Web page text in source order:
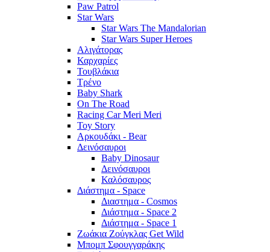
Paw Patrol
Star Wars
Star Wars The Mandalorian
Star Wars Super Heroes
Αλιγάτορας
Καρχαρίες
Τουβλάκια
Τρένο
Baby Shark
On The Road
Racing Car Meri Meri
Toy Story
Αρκουδάκι - Bear
Δεινόσαυροι
Baby Dinosaur
Δεινόσαυροι
Καλόσαυρος
Διάστημα - Space
Διαστημα - Cosmos
Διάστημα - Space 2
Διάστημα - Space 1
Ζωάκια Ζούγκλας Get Wild
Μπομπ Σφουγγαράκης